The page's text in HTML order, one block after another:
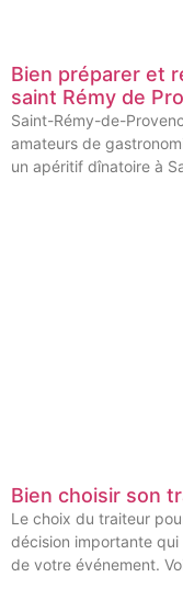
Bien préparer et
saint Rémy de
Saint-Rémy-de-
amateurs de
un apéritif dînatoire à
Bien choisir son
Le choix du traiteur
décision importante
de votre événement.